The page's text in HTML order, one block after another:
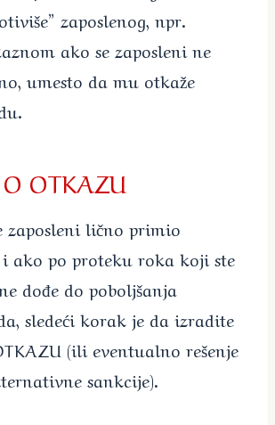
zaposlenog, npr.
ako se zaposleni ne
umesto da mu otkaže
O OTKAZU
zaposleni lično primio
i ako po proteku roka koji ste
dođe do poboljšanja
sledeći korak je da izradite
(ili eventualno rešenje
sankcije).